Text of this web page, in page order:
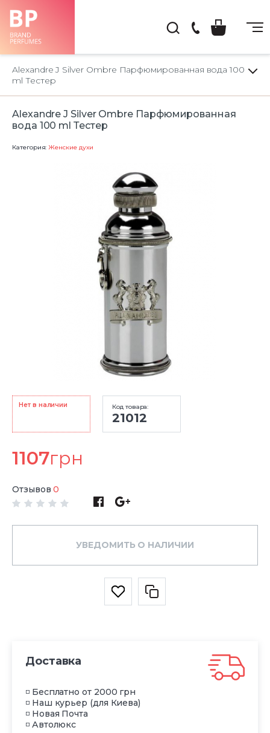
22
Alexandre J Silver Ombre Парфюмированная вода 100
ml Тестер
Alexandre J Silver Ombre Парфюмированная
вода 100 ml Тестер
Категория: Женские духи
Нет в наличии Код товара:
21012
1107грн
Отзывов 0
УВЕДОМИТЬ О НАЛИЧИИ
Доставка
◽ Бесплатно от 2000 грн
◽ Наш курьер (для Киева)
◽ Новая Почта
◽ Автолюкс